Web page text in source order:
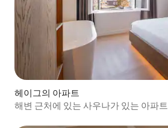
헤이그의 아파트
해변 근처에 있는 사우나가 있는 아파트